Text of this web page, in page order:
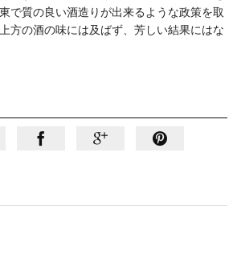
で質の良い酒造りが出来るような政策を取
方の酒の味には及ばず、芳しい結果にはな